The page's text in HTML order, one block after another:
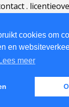
cookies om
en
Lees meer
.
Español
Nederlands|
of Rgbstock
Rgbstock